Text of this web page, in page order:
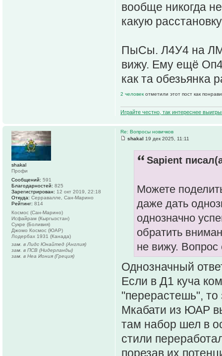
вообще никогда
какую
ПыСы. Л4У4 на
вижу. Ему ещё
как та обезьянка
2 человек отметили этот пост как
Играйте честно, так интереснее
Re: Вопросы новичков
shakal 19 дек 2025, 11:11
Sapient
Можете
даже дать
однозначно
обратить
не вижу. Вопрос
Однозначный
Если в Д1 куча
"перерастешь",
Мкабати из ЮАР
там набор шел в
стили
порезав их
shakal
Профи
Сообщений: 591
Благодарностей: 825
Зарегистрирован: 12 окт 2019, 22:18
Откуда: Серравалле, Сан-Марино
Рейтинг: 814
Космос (Сан-Марино)
Исфайрам (Кыргызстан)
Сукре (Боливия)
Джомо Космос (ЮАР)
Лодербах 1931 (Канада)
зам. в Лидс Юнайтед (Англия)
зам. в ПСВ (Нидерланды)
зам. в Неа Иония (Греция)